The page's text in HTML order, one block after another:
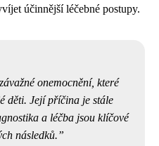
účinnější léčebné postupy.
onemocnění, které
děti. Její příčina je stále
a léčba jsou klíčové
následků.